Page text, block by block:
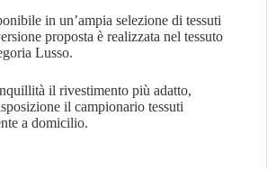
in un’ampia selezione di tessuti
proposta è realizzata nel tessuto
Lusso.
il rivestimento più adatto,
il campionario tessuti
a domicilio.